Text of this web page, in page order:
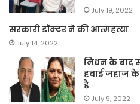
July 19, 2022
सरकारी डॉक्टर ने की आत्महत्या
July 14, 2022
निधन के बाद
हवाई जहाज
है
July 9, 2022